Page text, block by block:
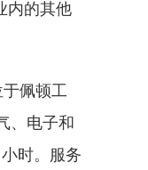
内的其他
于佩顿工
、电子和
时。服务